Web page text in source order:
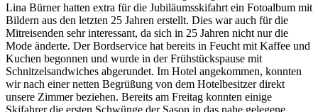
Lina Bürner hatten extra für die Jubiläumsskifahrt ein Fotoalbum mit
Bildern aus den letzten 25 Jahren erstellt. Dies war auch für die
Mitreisenden sehr interessant, da sich in 25 Jahren nicht nur die
Mode änderte. Der Bordservice hat bereits in Feucht mit Kaffee und
Kuchen begonnen und wurde in der Frühstückspause mit
Schnitzelsandwiches abgerundet. Im Hotel angekommen, konnten
wir nach einer netten Begrüßung von dem Hotelbesitzer direkt
unsere Zimmer beziehen. Bereits am Freitag konnten einige
Skifahrer die ersten Schwünge der Sason in das nahe gelegene